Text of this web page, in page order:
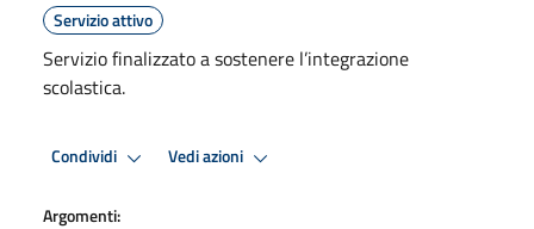
Servizio attivo
Servizio finalizzato a sostenere l’integrazione
scolastica.
Condividi Vedi azioni
Argomenti: